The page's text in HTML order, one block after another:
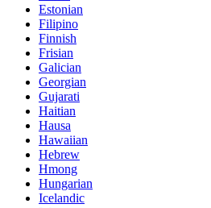
Estonian
Filipino
Finnish
Frisian
Galician
Georgian
Gujarati
Haitian
Hausa
Hawaiian
Hebrew
Hmong
Hungarian
Icelandic